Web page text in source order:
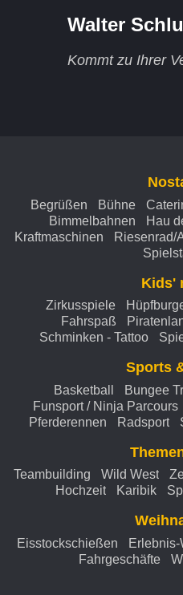
Walter
Kommt zu Ihrer
Begrüßen Bühne
Bimmelbahnen
Hau
Kraftmaschinen
Riesenrad/
Kids'
Zirkusspiele
Fahrspaß
Schminken - Tattoo
Sports
Basketball Bungee
Funsport / Ninja Parcours
Pferderennen
Radsport
Teambuilding Wild West
Hochzeit
Karibik
Eisstockschießen
Fahrgeschäfte